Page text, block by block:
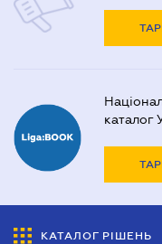
каталог
КАТАЛОГ РІШЕНЬ